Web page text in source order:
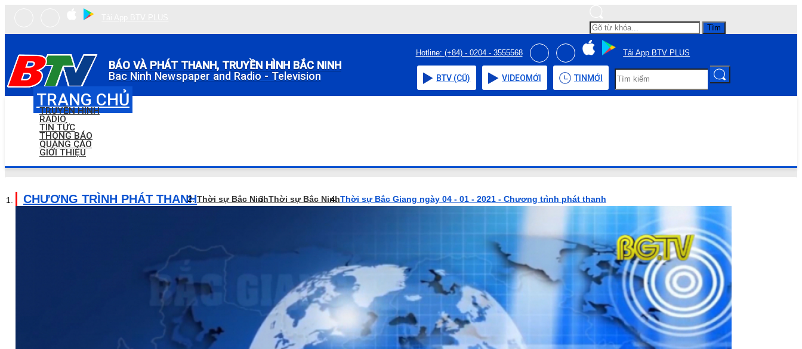
Tìm
BÁO VÀ PHÁT THANH, TRUYỀN HÌNH BẮC NINH
Bac Ninh Newspaper and Radio - Television
Hotline: (+84) - 0204 - 3555568 Tải App BTV PLUS
BTV (CŨ) VIDEOMỚI TIN MỚI
TRANG CHỦ
TRUYỀN HÌNH
RADIO
TIN TỨC
THÔNG BÁO
QUẢNG CÁO
GIỚI THIỆU
CHƯƠNG TRÌNH PHÁT THANHThời sự Bắc NinhThời sự Bắc NinhThời sự Bắc Giang ngày 04 - 01 - 2021 - Chương trình phát thanh